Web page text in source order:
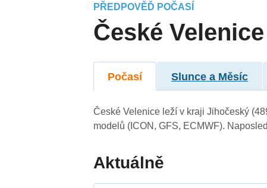
PŘEDPOVĚĎ POČASÍ
České Velenice
Počasí Slunce a Měsíc
České Velenice leží v kraji Jihočeský
modelů (ICON, GFS, ECMWF).
Aktuálně